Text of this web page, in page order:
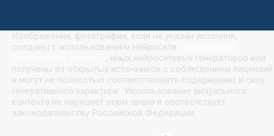
Изображения, фотографии, если не указан источник,
созданы с использованием нейросети
, иных нейросетевых генераторов или
получены из открытых источников с соблюдением лицензий
и могут не полностью соответствовать содержанию в силу
генеративного характера. Использование визуального
контента не нарушает норм права и соответствует
законодательству Российской Федерации.